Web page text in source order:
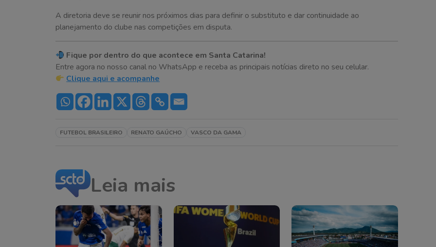
A diretoria deve se reunir nos próximos dias para definir o substituto e dar continuidade ao
planejamento do clube nas competições em disputa.
Fique por dentro do que acontece em Santa Catarina!
Entre agora no nosso canal no WhatsApp e receba as principais notícias direto no seu celular.
Clique aqui e acompanhe
FUTEBOL BRASILEIRO RENATO GAÚCHO VASCO DA GAMA
Leia mais